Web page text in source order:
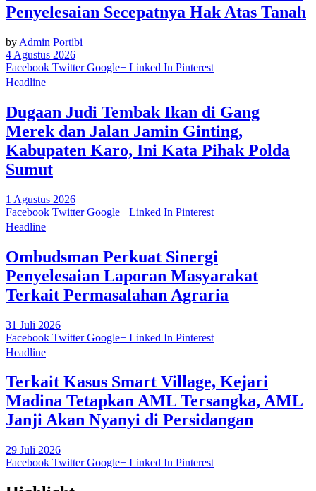
Penyelesaian Secepatnya Hak Atas Tanah
by Admin Portibi
4 Agustus 2026
Facebook Twitter Google+ Linked In Pinterest
Headline
Dugaan Judi Tembak Ikan di Gang
Merek dan Jalan Jamin Ginting,
Kabupaten Karo, Ini Kata Pihak Polda
Sumut
1 Agustus 2026
Facebook Twitter Google+ Linked In Pinterest
Headline
Ombudsman Perkuat Sinergi
Penyelesaian Laporan Masyarakat
Terkait Permasalahan Agraria
31 Juli 2026
Facebook Twitter Google+ Linked In Pinterest
Headline
Terkait Kasus Smart Village, Kejari
Madina Tetapkan AML Tersangka, AML
Janji Akan Nyanyi di Persidangan
29 Juli 2026
Facebook Twitter Google+ Linked In Pinterest